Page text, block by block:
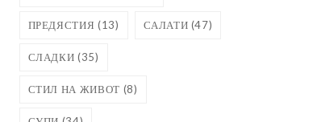
ПРЕДЯСТИЯ (13) САЛАТИ (47)
СЛАДКИ (35)
СТИЛ НА ЖИВОТ (8)